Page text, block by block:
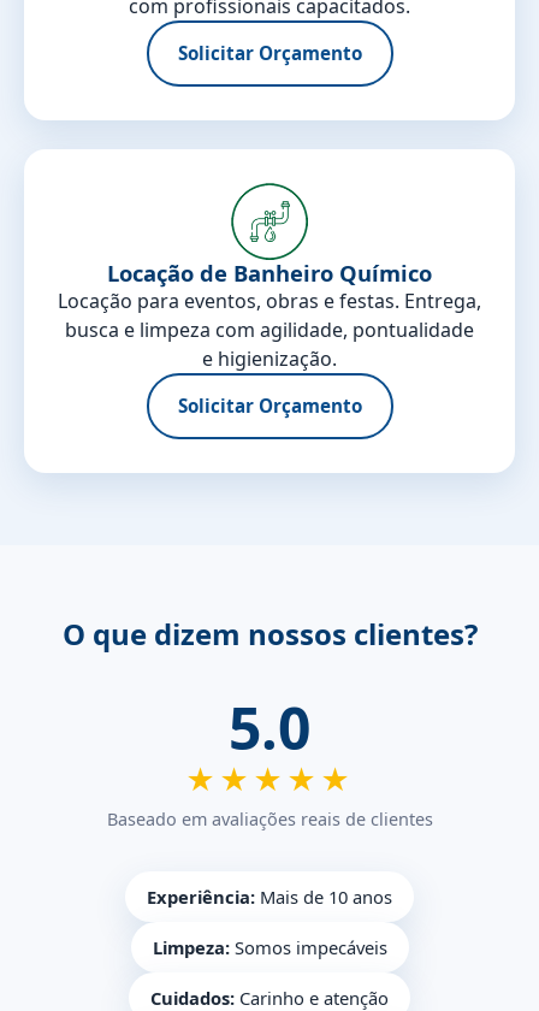
com profissionais capacitados.
Solicitar Orçamento
Locação de Banheiro Químico
Locação para eventos, obras e festas. Entrega,
busca e limpeza com agilidade, pontualidade
e higienização.
Solicitar Orçamento
O que dizem nossos clientes?
5.0
★★★★★
Baseado em avaliações reais de clientes
Experiência: Mais de 10 anos
Limpeza:Somos impecáveis
Cuidados: Carinho e atenção